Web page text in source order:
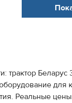
трактор
Реальные